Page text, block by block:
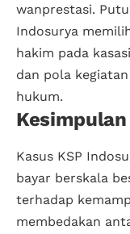
wanprestasi.
Indosurya
hakim pada
dan pola
hukum.
Kesimpulan
Kasus KSP
bayar berskala
terhadap
membedakan